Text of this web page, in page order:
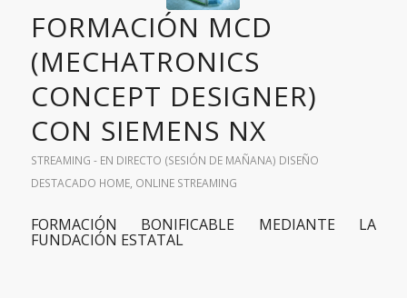
FORMACIÓN MCD
(MECHATRONICS
CONCEPT DESIGNER)
CON SIEMENS NX
STREAMING - EN DIRECTO (SESIÓN DE MAÑANA) DISEÑO
DESTACADO HOME, ONLINE STREAMING
FORMACIÓN BONIFICABLE MEDIANTE LA
FUNDACIÓN ESTATAL